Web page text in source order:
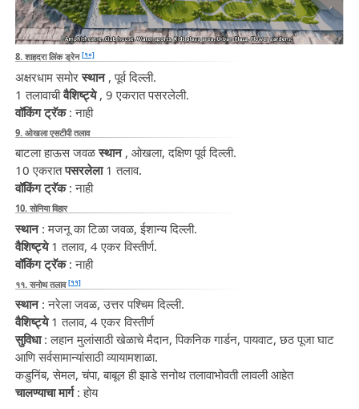
8. शाहदरा लिंक ड्रेन[१०]
अक्षरधाम समोरस्थान, पूर्व दिल्ली.
1 तलावाचीवैशिष्ट्ये, 9 एकरात पसरलेली.
वॉकिंग ट्रॅक: नाही
9. ओखला एसटीपी तलाव
बाटला हाऊस जवळस्थान, ओखला, दक्षिण पूर्व दिल्ली.
10 एकरातपसरलेला1 तलाव.
वॉकिंग ट्रॅक: नाही
10. सोनिया विहार
स्थान: मजनू का टिळा जवळ, ईशान्य दिल्ली.
वैशिष्ट्ये1 तलाव, 4 एकर विस्तीर्ण.
वॉकिंग ट्रॅक: नाही
११. सनोथ तलाव[११]
स्थान: नरेला जवळ, उत्तर पश्चिम दिल्ली.
वैशिष्ट्ये1 तलाव, 4 एकर विस्तीर्ण
सुविधा: लहान मुलांसाठी खेळाचे मैदान, पिकनिक गार्डन, पायवाट, छठ पूजा घाट
आणि सर्वसामान्यांसाठी व्यायामशाळा.
कडुनिंब, सेमल, चंपा, बाबूल ही झाडे सनोथ तलावाभोवती लावली आहेत
चालण्याचा मार्ग: होय